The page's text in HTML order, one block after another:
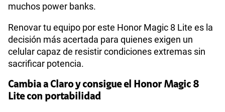
muchos power banks.
Renovar tu equipo por este Honor Magic 8 Lite es la
decisión más acertada para quienes exigen un
celular capaz de resistir condiciones extremas sin
sacrificar potencia.
Cambia a Claro y consigue el Honor Magic 8
Lite con portabilidad